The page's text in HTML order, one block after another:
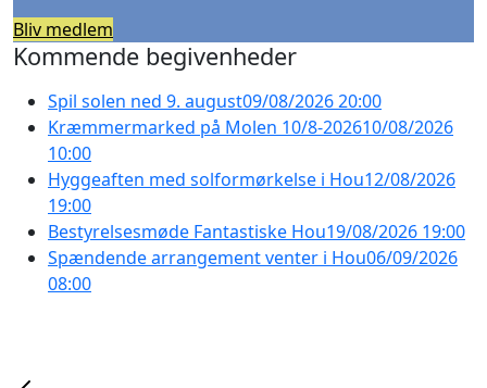
Bliv medlem
Kommende begivenheder
Spil solen ned 9. august09/08/2026 20:00
Kræmmermarked på Molen 10/8-202610/08/2026
10:00
Hyggeaften med solformørkelse i Hou12/08/2026
19:00
Bestyrelsesmøde Fantastiske Hou19/08/2026 19:00
Spændende arrangement venter i Hou06/09/2026
08:00